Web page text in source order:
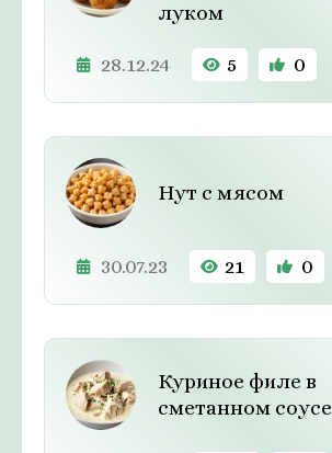
луком
28.12.24 5 0
Нут с мясом
30.07.23 21 0
Куриное филе в
сметанном соусе